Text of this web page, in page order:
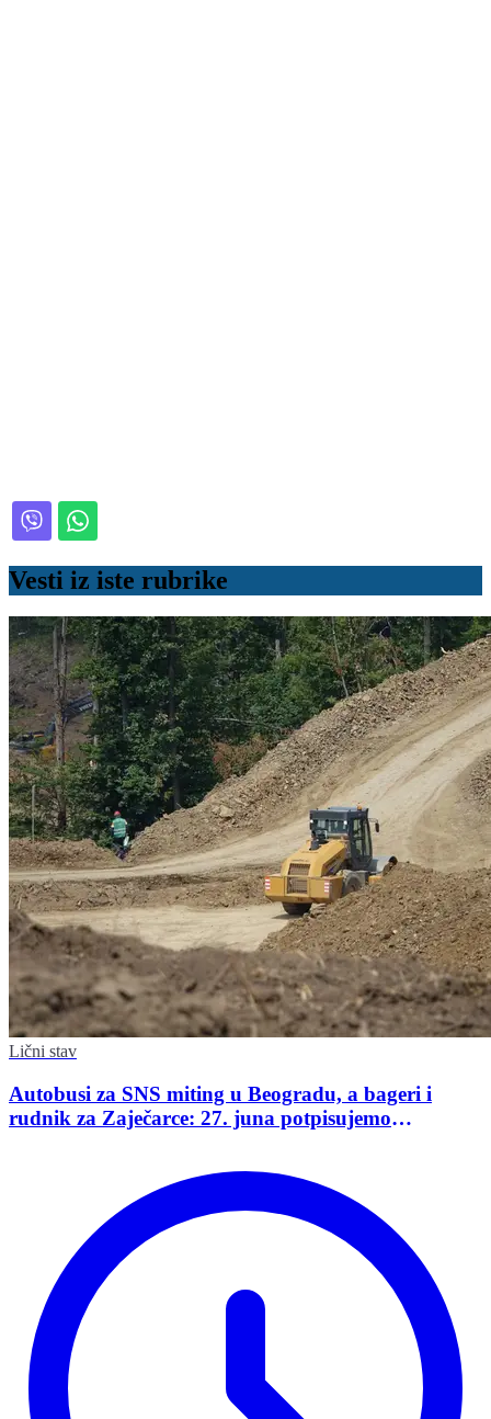
Vesti iz iste rubrike
Lični stav
Autobusi za SNS miting u Beogradu, a bageri i
rudnik za Zaječarce: 27. juna potpisujemo